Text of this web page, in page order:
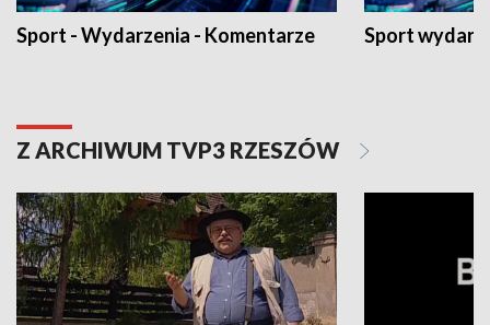
Sport - Wydarzenia - Komentarze Sport
Z ARCHIWUM TVP3 RZESZÓW